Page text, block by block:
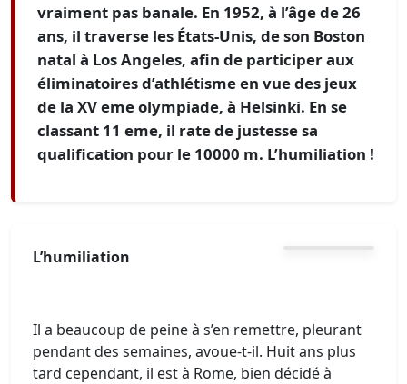
vraiment pas banale. En 1952, à l’âge de 26
ans, il traverse les États-Unis, de son Boston
natal à Los Angeles, afin de participer aux
éliminatoires d’athlétisme en vue des jeux
de la XV eme olympiade, à Helsinki. En se
classant 11 eme, il rate de justesse sa
qualification pour le 10000 m. L’humiliation !
L’humiliation
Il a beaucoup de peine à s’en remettre, pleurant
pendant des semaines, avoue-t-il. Huit ans plus
tard cependant, il est à Rome, bien décidé à